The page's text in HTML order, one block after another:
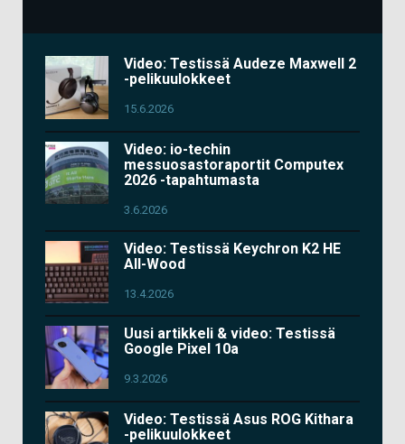
Video: Testissä Audeze Maxwell 2
-pelikuulokkeet
15.6.2026
Video: io-techin
messuosastoraportit Computex
2026 -tapahtumasta
3.6.2026
Video: Testissä Keychron K2 HE
All-Wood
13.4.2026
Uusi artikkeli & video: Testissä
Google Pixel 10a
9.3.2026
Video: Testissä Asus ROG Kithara
-pelikuulokkeet